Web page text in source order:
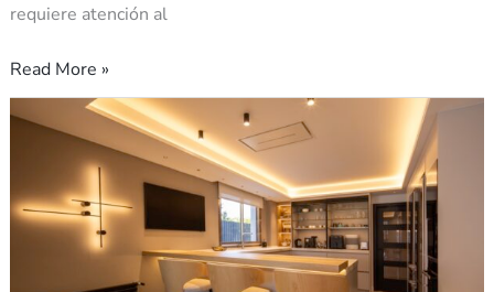
requiere atención al
Read More »
Las
Mejores
Tendencias
en
Cocinas
Modernas